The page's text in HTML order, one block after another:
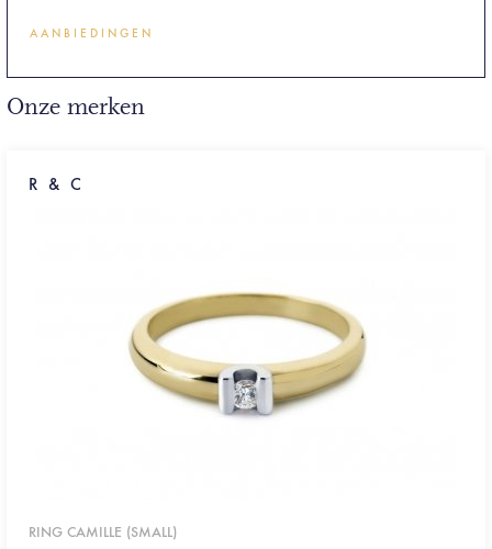
AANBIEDINGEN
Onze merken
R & C
RING CAMILLE (SMALL)